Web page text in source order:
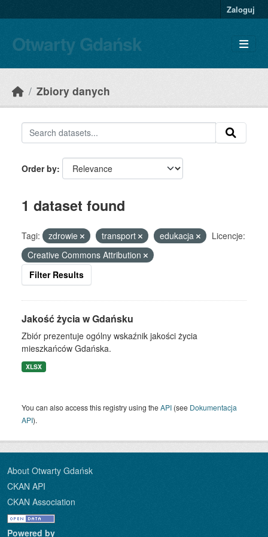
Zaloguj
Otwarty Gdańsk
Zbiory danych
Order by
1 dataset found
Tagi: zdrowie transport edukacja
Licencje:
Creative Commons Attribution
Filter Results
Jakość życia w Gdańsku
Zbiór prezentuje ogólny wskaźnik jakości życia
mieszkańców Gdańska.
XLSX
You can also access this registry using theAPI (see Dokumentacja
API).
About Otwarty Gdańsk
CKAN API
CKAN Association
Powered by